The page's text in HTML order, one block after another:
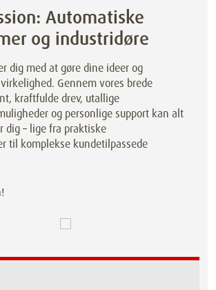
Automatiske
og industridøre
dig med at gøre dine ideer og
Gennem vores brede
kraftfulde drev, utallige
og personlige support kan alt
dig – lige fra praktiske
til komplekse kundetilpassede